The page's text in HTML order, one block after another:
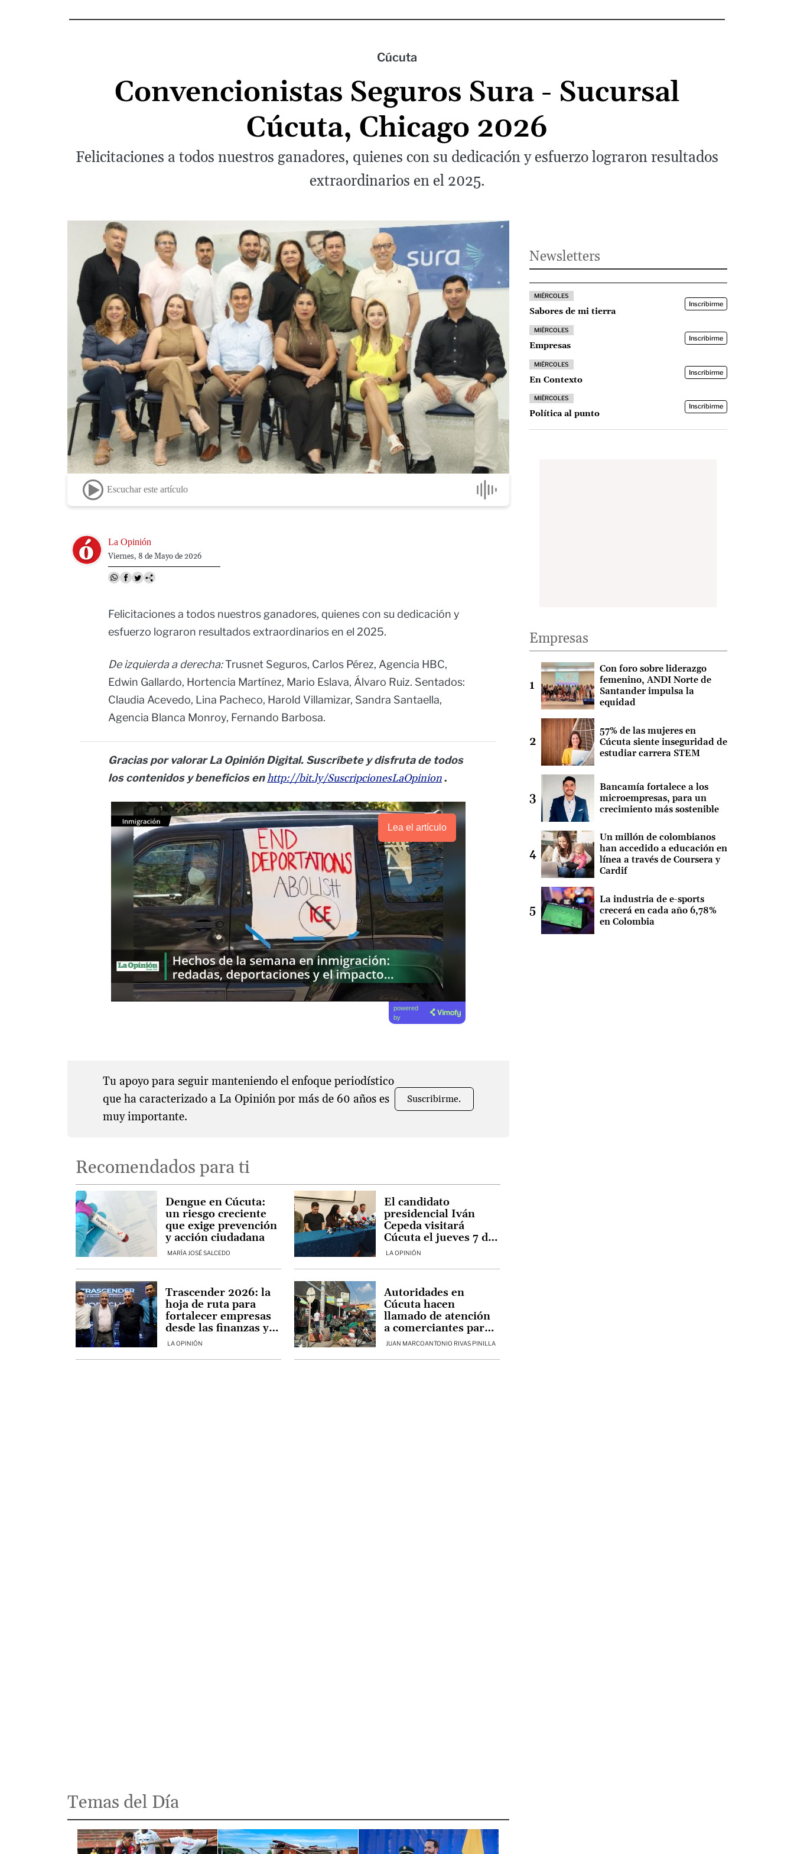
Cúcuta
Convencionistas Seguros Sura - Sucursal
Cúcuta, Chicago 2026
Felicitaciones a todos nuestros ganadores, quienes con su dedicación y esfuerzo lograron resultados
extraordinarios en el 2025.
Escuchar este artículo
Image La Opinión
Viernes, 8 de Mayo de 2026
Felicitaciones a todos nuestros ganadores, quienes con su dedicación y
esfuerzo lograron resultados extraordinarios en el 2025.
De izquierda a derecha:Trusnet Seguros, Carlos Pérez, Agencia HBC,
Edwin Gallardo, Hortencia Martínez, Mario Eslava, Álvaro Ruiz. Sentados:
Claudia Acevedo, Lina Pacheco, Harold Villamizar, Sandra Santaella,
Agencia Blanca Monroy, Fernando Barbosa.
Gracias por valorar La Opinión Digital. Suscríbete y disfruta de todos
los contenidos y beneficios enhttp://bit.ly/SuscripcionesLaOpinion.
Lea el artículo
powered
by
Tu apoyo para seguir manteniendo el enfoque periodístico
que ha caracterizado a La Opinión por más de 60 años es
muy importante.
Suscribirme.
Recomendados para ti
MARÍA JOSÉ SALCEDO
Dengue en Cúcuta:
un riesgo creciente
que exige prevención
y acción ciudadana
LA OPINIÓN
El candidato
presidencial Iván
Cepeda visitará
Cúcuta el jueves 7 de
mayo
LA OPINIÓN
Trascender 2026: la
hoja de ruta para
fortalecer empresas
desde las finanzas y
la disciplina
JUAN MARCOANTONIO RIVAS PINILLA
Autoridades en
Cúcuta hacen
llamado de atención
a comerciantes para
que despejen la zona
Temas del Día
Newsletters
MIÉRCOLES
Sabores de mi tierra
Inscribirme
MIÉRCOLES
Empresas
Inscribirme
MIÉRCOLES
En Contexto
Inscribirme
MIÉRCOLES
Política al punto
Inscribirme
Empresas
Con foro sobre liderazgo
femenino, ANDI Norte de
Santander impulsa la
equidad
57% de las mujeres en
Cúcuta siente inseguridad de
estudiar carrera STEM
Bancamía fortalece a los
microempresas, para un
crecimiento más sostenible
Un millón de colombianos
han accedido a educación en
línea a través de Coursera y
Cardif
La industria de e-sports
crecerá en cada año 6,78%
en Colombia